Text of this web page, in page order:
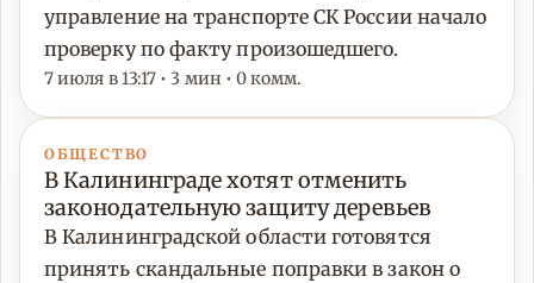
управление на транспорте СК России начало
проверку по факту произошедшего.
7 июля в 13:17 • 3 мин • 0 комм.
ОБЩЕСТВО
В Калининграде хотят отменить
законодательную защиту деревьев
В Калининградской области готовятся
принять скандальные поправки в закон о